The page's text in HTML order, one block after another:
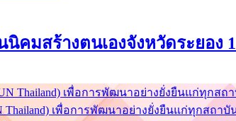
คมสร้างตนเองจังหวัดระยอง
เพื่อการพัฒนาอย่างยั่งยืนแก่ทุกสถา